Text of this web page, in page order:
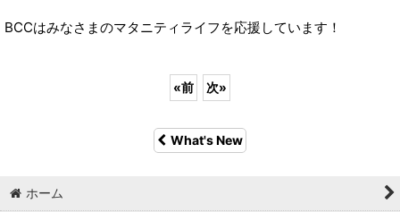
BCCはみなさまのマタニティライフを応援しています！
«前 次»
What's New
ホーム